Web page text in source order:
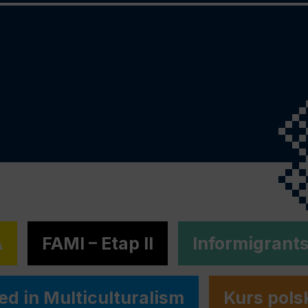
FAMI – Etap II Informigrants
in Multiculturalism Kurs